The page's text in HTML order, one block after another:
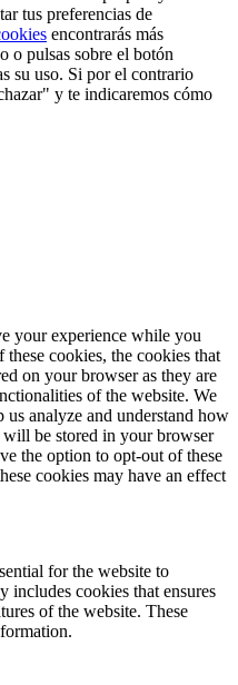
tus preferencias de
encontrarás más
o pulsas sobre el botón
su uso. Si por el contrario
y te indicaremos cómo
your experience while you
cookies, the cookies that
on your browser as they are
of the website. We
analyze and understand how
be stored in your browser
the option to opt-out of these
cookies may have an effect
for the website to
cookies that ensures
of the website. These